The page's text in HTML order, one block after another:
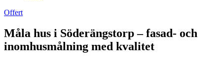
Offert
Måla hus i Söderängstorp – fasad- och
inomhusmålning med kvalitet